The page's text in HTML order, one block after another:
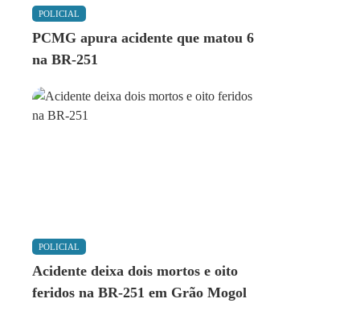
POLICIAL
PCMG apura acidente que matou 6
na BR-251
POLICIAL
Acidente deixa dois mortos e oito
feridos na BR-251 em Grão Mogol